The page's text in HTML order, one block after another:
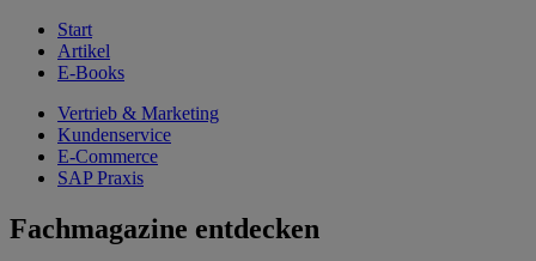
Start
Artikel
E-Books
Vertrieb & Marketing
Kundenservice
E-Commerce
SAP Praxis
Fachmagazine entdecken